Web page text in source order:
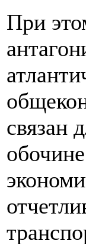
При
связан